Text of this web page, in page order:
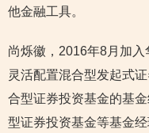
他金融工具。
尚烁徽，2016年8月加
灵活配置混合型发起式
合型证券投资基金的基
型证券投资基金等基金经